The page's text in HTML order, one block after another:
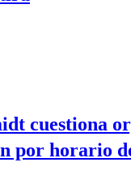
cuestiona
por horario